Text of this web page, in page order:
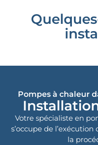
Pompes à chaleur
Votre spécialiste en
s’occupe de
la